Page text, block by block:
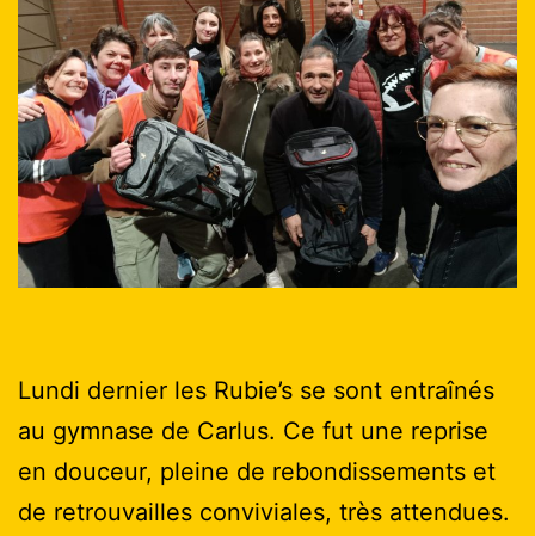
Lundi dernier les Rubie’s se sont entraînés
au gymnase de Carlus. Ce fut une reprise
en douceur, pleine de rebondissements et
de retrouvailles conviviales, très attendues.